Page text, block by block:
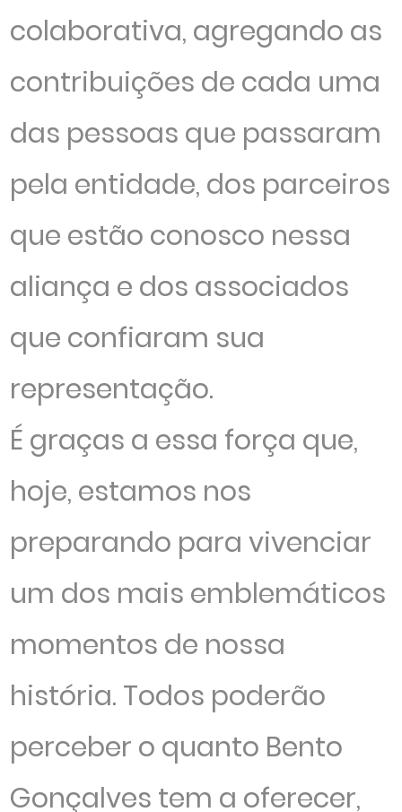
colaborativa, agregando as
contribuições de cada uma
das pessoas que passaram
pela entidade, dos parceiros
que estão conosco nessa
aliança e dos associados
que confiaram sua
representação.
É graças a essa força que,
hoje, estamos nos
preparando para vivenciar
um dos mais emblemáticos
momentos de nossa
história. Todos poderão
perceber o quanto Bento
Gonçalves tem a oferecer,